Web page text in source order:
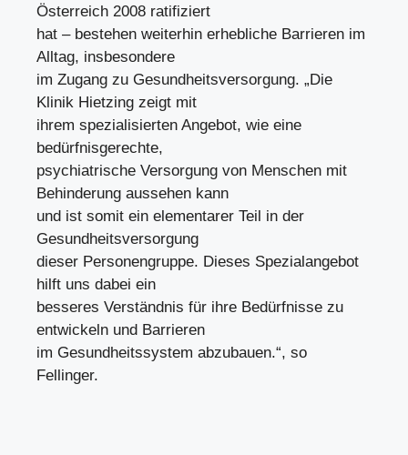
Österreich 2008 ratifiziert
hat – bestehen weiterhin erhebliche Barrieren im
Alltag, insbesondere
im Zugang zu Gesundheitsversorgung. „Die
Klinik Hietzing zeigt mit
ihrem spezialisierten Angebot, wie eine
bedürfnisgerechte,
psychiatrische Versorgung von Menschen mit
Behinderung aussehen kann
und ist somit ein elementarer Teil in der
Gesundheitsversorgung
dieser Personengruppe. Dieses Spezialangebot
hilft uns dabei ein
besseres Verständnis für ihre Bedürfnisse zu
entwickeln und Barrieren
im Gesundheitssystem abzubauen.“, so
Fellinger.